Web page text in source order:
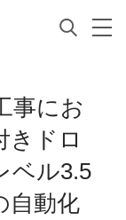
事にお
きドロ
ベル3.5
自動化